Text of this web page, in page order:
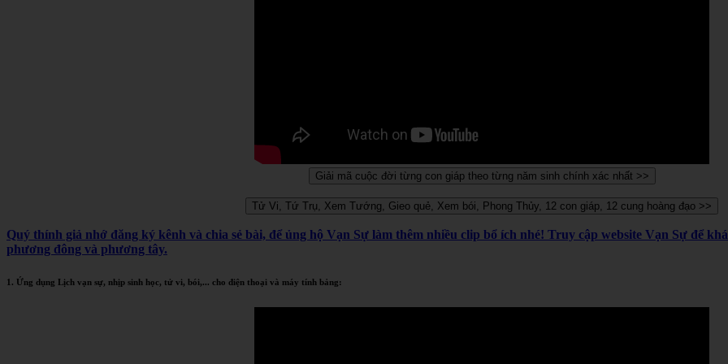
Quý thính giả nhớ đăng ký kênh và chia sẻ bài, để ủng hộ Vạn Sự làm thêm nhiều clip bổ ích nhé! Truy cập website Vạn Sự để
phương đông và phương tây.
1. Ứng dụng Lịch vạn sự, nhịp sinh học, tử vi, bói,... cho điện thoại và máy tính bảng: